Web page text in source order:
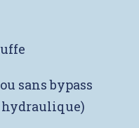
sans bypass